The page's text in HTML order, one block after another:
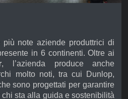
note aziende produttrici di
in 6 continenti. Oltre ai
, l’azienda produce anche
molto noti, tra cui Dunlop,
sono progettati per garantire
sta alla guida e sostenibilità